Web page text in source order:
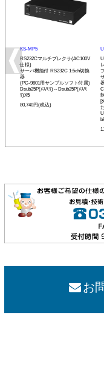
KS-MP5
RS232Cマルチプレクサ(AC100V
仕様)
サーバ機能付 RS232C 1:5ch切換
器
(PC-9801用サンプルソフト付属)
Dsub25P(ﾒｽ/ﾐﾘ)⇔Dsub25P(ﾒｽ/ﾐ
ﾘ)X5
80,740円(税込)
[
お